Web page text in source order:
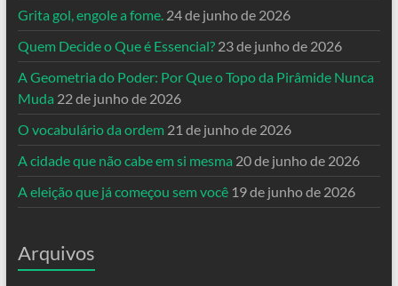
Grita gol, engole a fome. 24 de junho de 2026
Quem Decide o Que é Essencial? 23 de junho de 2026
A Geometria do Poder: Por Que o Topo da Pirâmide Nunca
Muda 22 de junho de 2026
O vocabulário da ordem 21 de junho de 2026
A cidade que não cabe em si mesma 20 de junho de 2026
A eleição que já começou sem você 19 de junho de 2026
Arquivos